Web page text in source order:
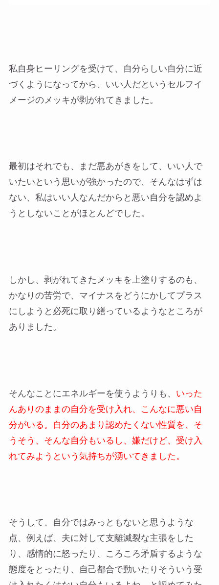
私自身ヒーリングを受けて、自分らしい自分に近
づくようになってから、いい人だというセルフイ
メージのメッキが剥がれてきました。
最初はそれでも、まだ悪あがきをして、いい人で
いたいという思いが強かったので、そんなはずは
ない、私はいい人なんだからと悪い自分を認めよ
うとしないことがほとんどでした。
しかし、剥がれてきたメッキを上塗りするのも、
かなりの苦労で、マイナスをどうにかしてプラス
にしようと必死に取り繕っているようなところが
ありました。
そんなことにエネルギーを使うようりも、 いった
んありのままの自分を受け入れ、こんなに悪い自
分がいる。自分のあまり認めたくない性質を、そ
うそう、そんな自分もいるし、嫌だけど、受け入
れてみようという気持ちが湧いてきました。
そうして、自分ではみっともないと思うような
点、例えば、夫に対して支離滅裂な主張をした
り、感情的に怒ったり、ころころ矛盾するような
態度をとったり、自己都合で動いたりそういう受